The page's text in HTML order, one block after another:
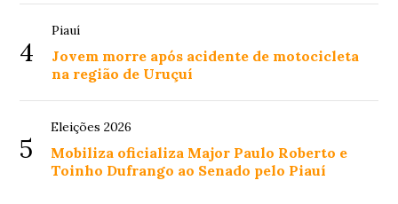
4
Piauí
Jovem morre após acidente de motocicleta
na região de Uruçuí
5
Eleições 2026
Mobiliza oficializa Major Paulo Roberto e
Toinho Dufrango ao Senado pelo Piauí